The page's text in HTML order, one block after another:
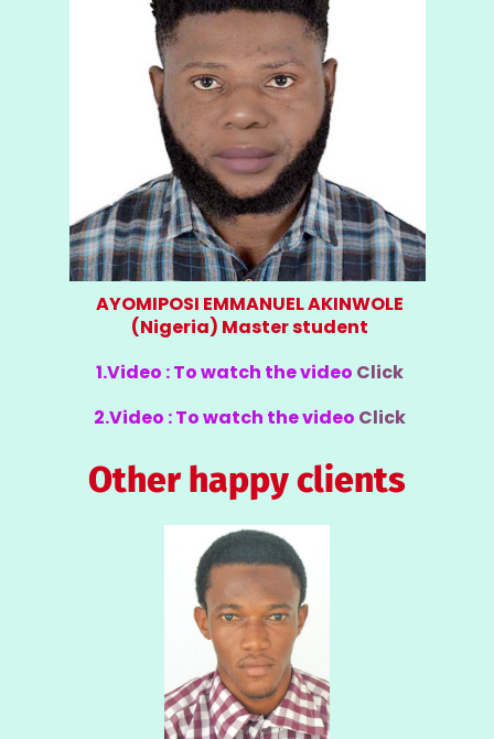
AYOMIPOSI EMMANUEL AKINWOLE
(Nigeria) Master student
1.Video :To watch the video Click
2.Video :To watch the video Click
Other happy clients